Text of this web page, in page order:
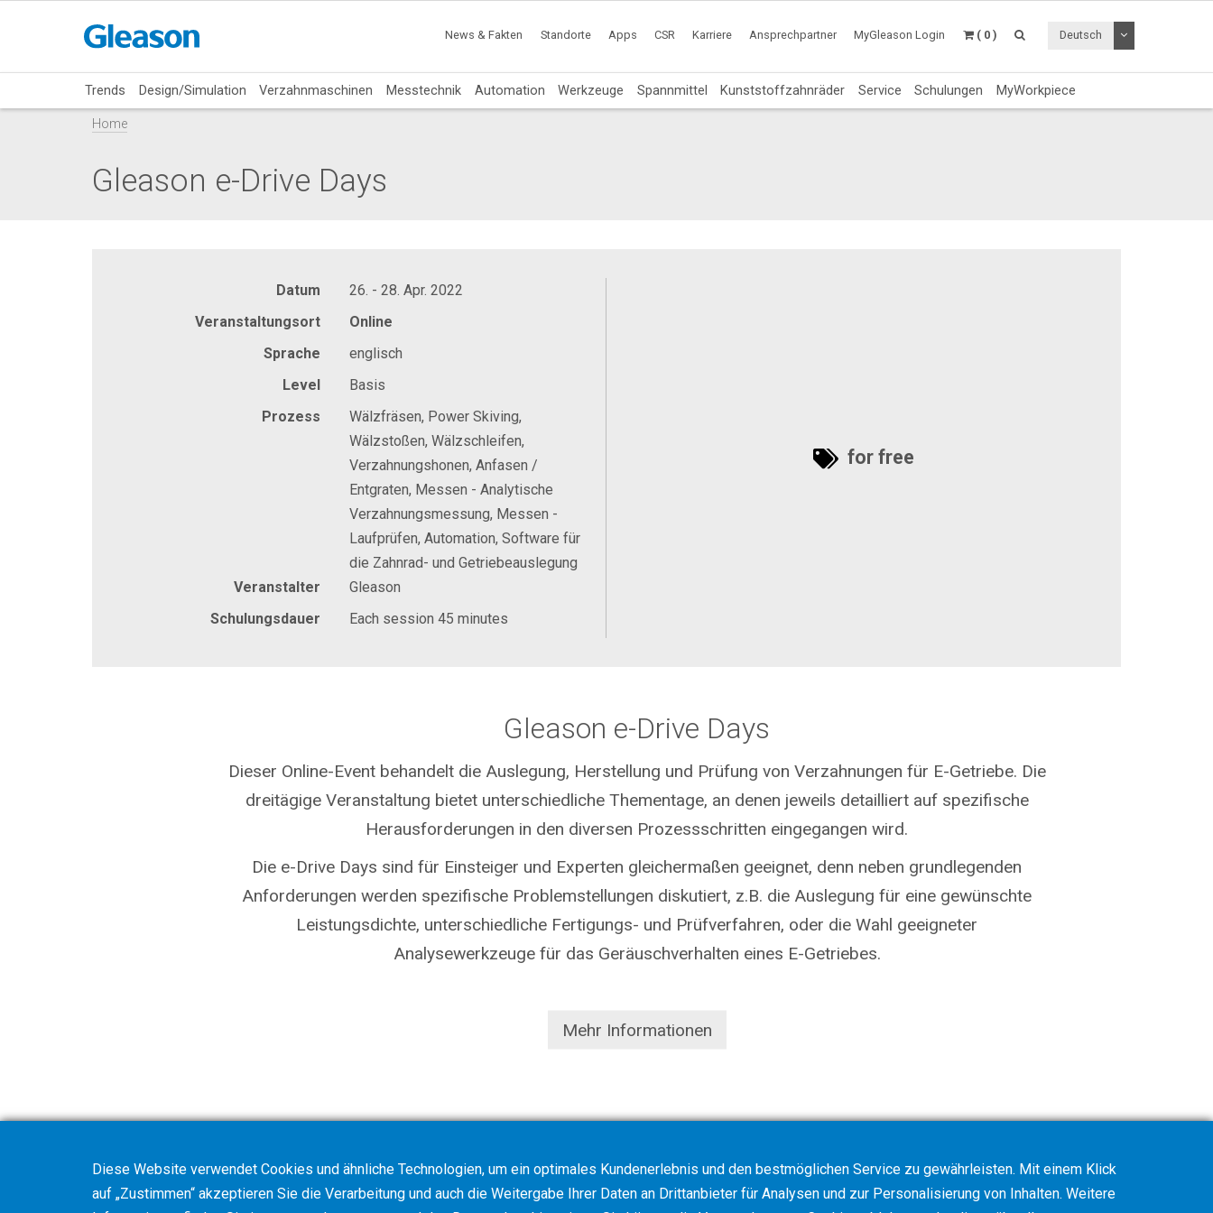
News & Fakten Standorte Apps CSR Karriere Ansprechpartner MyGleason Login ( 0 ) Deutsch Dropdown
Trends Design/Simulation Verzahnmaschinen Messtechnik Automation Werkzeuge Spannmittel Kunststoffzahnräder Service Schulungen MyWorkpiece
Home
Gleason e-Drive Days
Datum
26. - 28. Apr. 2022
Veranstaltungsort
Online
Sprache
englisch
Level
Basis
Prozess
Wälzfräsen, Power Skiving,
Wälzstoßen, Wälzschleifen,
Verzahnungshonen, Anfasen /
Entgraten, Messen - Analytische
Verzahnungsmessung, Messen -
Laufprüfen, Automation, Software für
die Zahnrad- und Getriebeauslegung
Veranstalter
Gleason
Schulungsdauer
Each session 45 minutes
for free
Gleason e-Drive Days
Dieser Online-Event behandelt die Auslegung, Herstellung und Prüfung von Verzahnungen für E-Getriebe. Die
dreitägige Veranstaltung bietet unterschiedliche Thementage, an denen jeweils detailliert auf spezifische
Herausforderungen in den diversen Prozessschritten eingegangen wird.
Die e-Drive Days sind für Einsteiger und Experten gleichermaßen geeignet, denn neben grundlegenden
Anforderungen werden spezifische Problemstellungen diskutiert, z.B. die Auslegung für eine gewünschte
Leistungsdichte, unterschiedliche Fertigungs- und Prüfverfahren, oder die Wahl geeigneter
Analysewerkzeuge für das Geräuschverhalten eines E-Getriebes.
Mehr Informationen
Diese Website verwendet Cookies und ähnliche Technologien, um ein optimales Kundenerlebnis und den bestmöglichen Service zu gewährleisten. Mit einem Klick
auf „Zustimmen“ akzeptieren Sie die Verarbeitung und auch die Weitergabe Ihrer Daten an Drittanbieter für Analysen und zur Personalisierung von Inhalten. Weitere